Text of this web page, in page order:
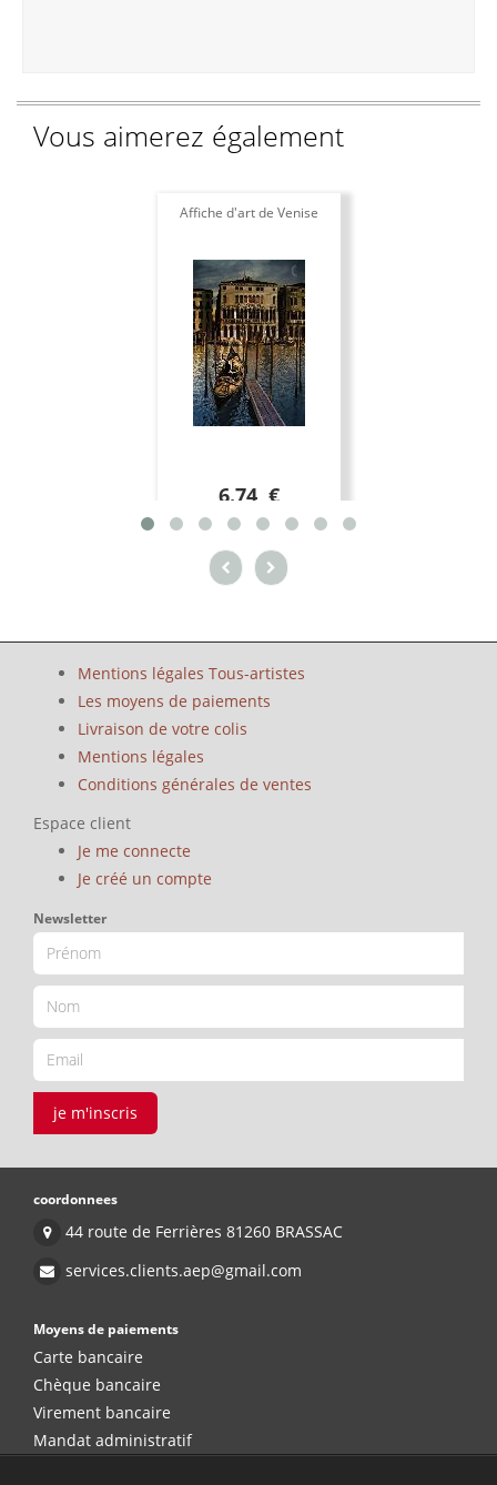
Vous aimerez également
Affiche d'art de Venise
6.74 €
Mentions légales Tous-artistes
Les moyens de paiements
Livraison de votre colis
Mentions légales
Conditions générales de ventes
Espace client
Je me connecte
Je créé un compte
Newsletter
je m'inscris
coordonnees
44 route de Ferrières 81260 BRASSAC
services.clients.aep@gmail.com
Moyens de paiements
Carte bancaire
Chèque bancaire
Virement bancaire
Mandat administratif